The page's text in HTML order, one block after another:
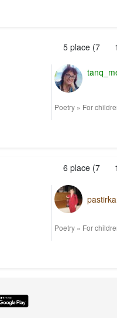
5place (7
Poetry» For
6 place (7
Poetry» For